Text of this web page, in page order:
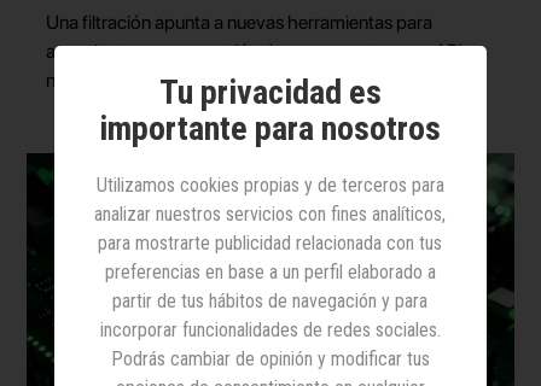
Una filtración apunta a nuevas herramientas para
anunciantes, como gestión de presupuestos, una API y
nuevos formatos publicitarios
Tu privacidad es
importante para nosotros
Utilizamos cookies propias y de terceros para
analizar nuestros servicios con fines analíticos,
para mostrarte publicidad relacionada con tus
preferencias en base a un perfil elaborado a
partir de tus hábitos de navegación y para
incorporar funcionalidades de redes sociales.
Podrás cambiar de opinión y modificar tus